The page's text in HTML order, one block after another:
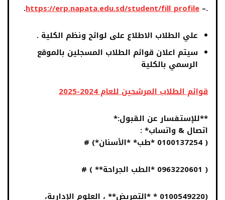
.
–
https://erp.napata.edu.sd/student/fill_profile
.
علي الطلاب الاطلاع على لوائح ونظم الكلية .
سيتم اعلان قوائم الطلاب المسجلين بالموقع
الرسمي بالكلية
قوائم الطلاب المرشحين للعام 2024-2025
**للإستفسار عن القبول:*
اتصال & واتساب* :
( 0100137254 *طب* *الأسنان*) #
( 0963220601 *الطب الجراحة** ) #
(0100549220 * *التمريض** ، العلوم الإدارية،